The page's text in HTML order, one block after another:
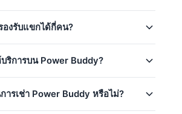
29,400–55,300 THB
47,100– 90,600 THB
.ค.)
ม 15 – กุมภาพันธ์ 28
องรับแขกได้กี่คน?
พื้นฐานรวม 20 ท่าน — สามารถเพิ่มผู้
าใช้จ่ายเพิ่มเติม
ริการบน Power Buddy?
ารเช่า Power Buddy หรือไม่?